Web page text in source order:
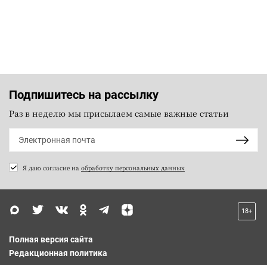
Подпишитесь на рассылку
Раз в неделю мы присылаем самые важные статьи
Я даю согласие на обработку персональных данных
18+
Полная версия сайта
Редакционная политика